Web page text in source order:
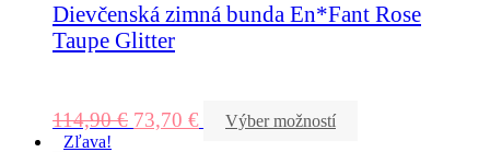
Dievčenská zimná bunda En*Fant Rose
Taupe Glitter
114,90€ 73,70 €
Výber možností
Zľava!